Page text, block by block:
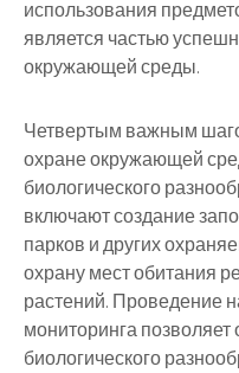
использования
является частью
окружающей среды.
Четвертым важным
охране окружающей
биологического
включают создание
парков и других
охрану мест обитания
растений. Проведение
мониторинга позволяет
биологического